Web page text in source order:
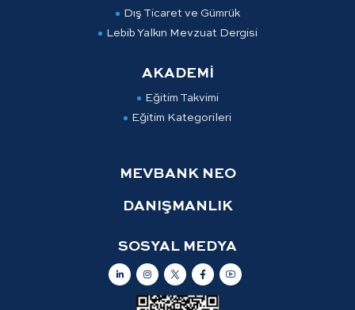
Dış Ticaret ve Gümrük
Lebib Yalkın Mevzuat Dergisi
AKADEMİ
Eğitim Takvimi
Eğitim Kategorileri
MEVBANK NEO
DANIŞMANLIK
SOSYAL MEDYA